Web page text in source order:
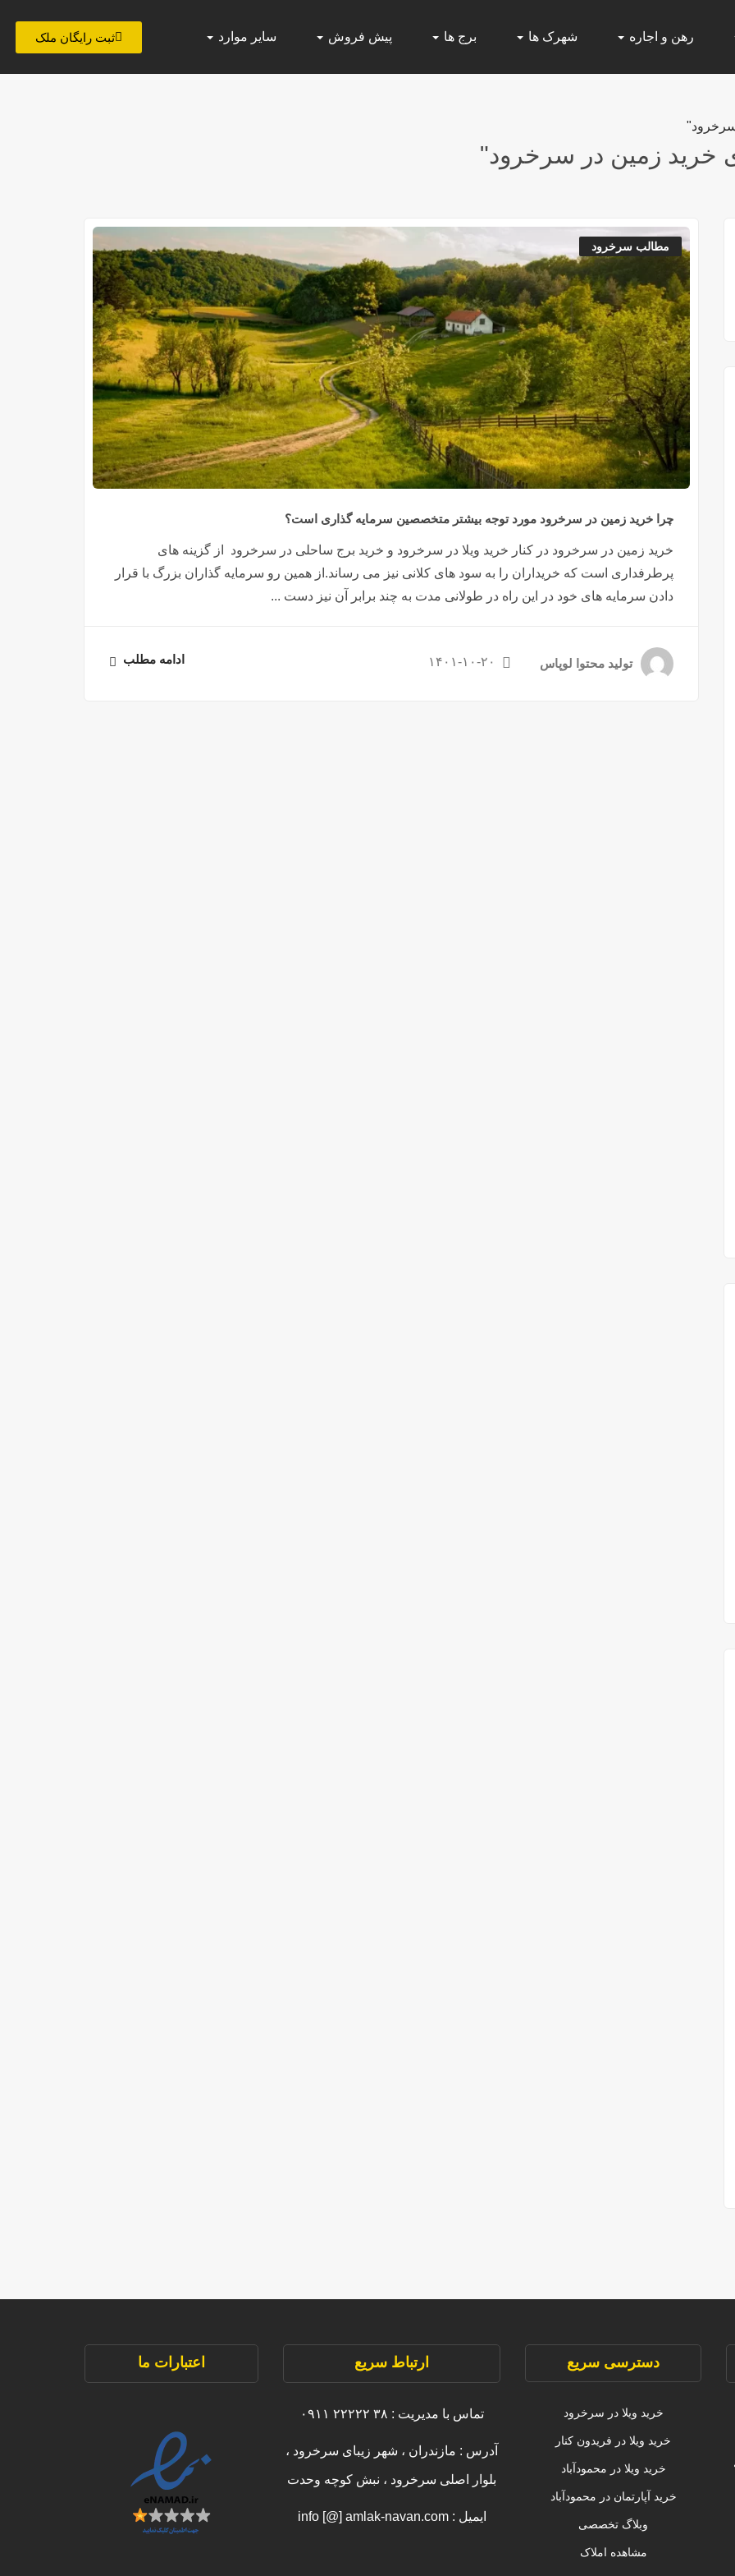
رهن و اجاره شهرک ها برج ها پیش فروش سایر موارد ثبت رایگان ملک
خرید زمین در سرخرود"
مطالب سرخرود
چرا خرید زمین در سرخرود مورد توجه بیشتر متخصصین سرمایه گذاری است؟
خرید زمین در سرخرود در کنار خرید ویلا در سرخرود و خرید برج ساحلی در سرخرود از گزینه های
پرطرفداری است که خریداران را به سود های کلانی نیز می رساند.از همین رو سرمایه گذاران بزرگ با قرار
دادن سرمایه های خود در این راه در طولانی مدت به چند برابر آن نیز دست ...
تولید محتوا لوپاس ۱۴۰۱-۱۰-۲۰ ادامه مطلب
دسترسی سریع
خرید ویلا در سرخرود
خرید ویلا در فریدون کنار
خرید ویلا در محمودآباد
خرید آپارتمان در محمودآباد
وبلاگ تخصصی
مشاهده املاک
ارتباط سریع
تماس با مدیریت : ۳۸ ۲۲۲۲۲ ۰۹۱۱
آدرس : مازندران ، شهر زیبای سرخرود ،
بلوار اصلی سرخرود ، نبش کوچه وحدت
ایمیل : info [@] amlak-navan.com
اعتبارات ما